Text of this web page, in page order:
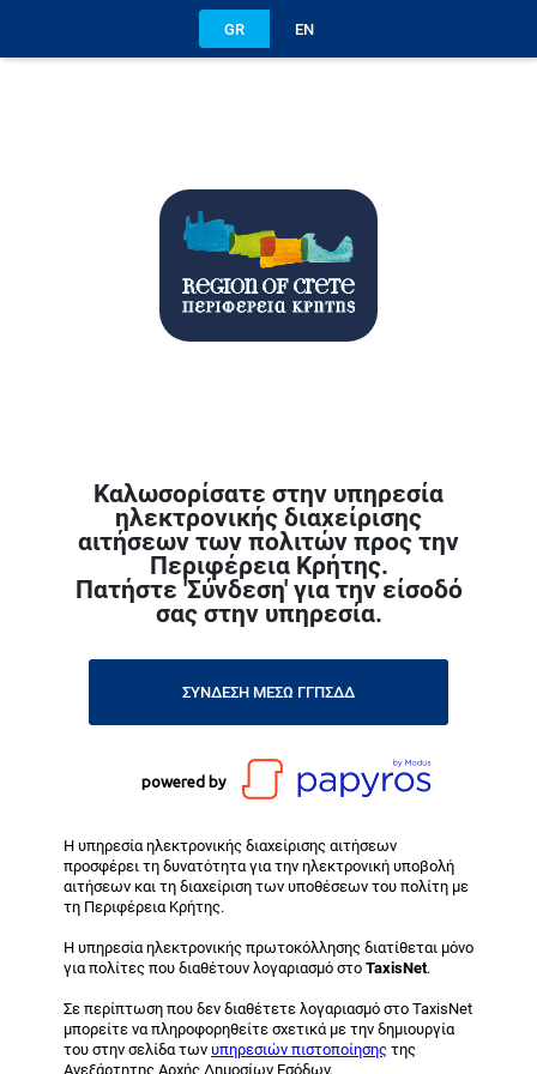
GR EN
Καλωσορίσατε στην υπηρεσία
ηλεκτρονικής διαχείρισης
αιτήσεων των πολιτών προς την
Περιφέρεια Κρήτης.
Πατήστε 'Σύνδεση' για την είσοδό
σας στην υπηρεσία.
ΣΥΝΔΕΣΗ ΜΕΣΩ ΓΓΠΣΔΔ
powered by
Η υπηρεσία ηλεκτρονικής διαχείρισης αιτήσεων
προσφέρει τη δυνατότητα για την ηλεκτρονική υποβολή
αιτήσεων και τη διαχείριση των υποθέσεων του πολίτη με
τη Περιφέρεια Κρήτης.
Η υπηρεσία ηλεκτρονικής πρωτοκόλλησης διατίθεται μόνο
για πολίτες που διαθέτουν λογαριασμό στο TaxisNet.
Σε περίπτωση που δεν διαθέτετε λογαριασμό στο TaxisNet
μπορείτε να πληροφορηθείτε σχετικά με την δημιουργία
του στην σελίδα των υπηρεσιών πιστοποίησης της
Ανεξάρτητης Αρχής Δημοσίων Εσόδων.